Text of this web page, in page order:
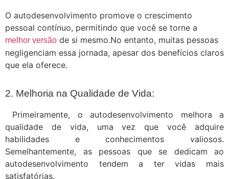
O autodesenvolvimento promove o crescimento
pessoal contínuo, permitindo que você se torne a
melhor versão de si mesmo.No entanto, muitas pessoas
negligenciam essa jornada, apesar dos benefícios claros
que ela oferece.
2. Melhoria na Qualidade de Vida:
Primeiramente, o autodesenvolvimento melhora a
qualidade de vida, uma vez que você adquire
habilidades e conhecimentos valiosos.
Semelhantemente, as pessoas que se dedicam ao
autodesenvolvimento tendem a ter vidas mais
satisfatórias.